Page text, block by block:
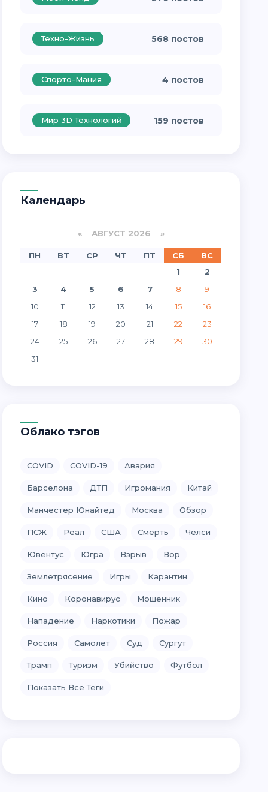
Техно-Жизнь 568 постов
Спорто-Мания 4 постов
Мир 3D Технологий 159 постов
Календарь
«АВГУСТ 2026 »
ПН ВТ СР ЧТ ПТ СБ
ВС
1
2
3
4 5 6 7 8
9
10
11 12 13 14 15
16
17
18 19 20 21 22
23
24
25 26 27 28 29
30
31
Облако тэгов
COVID COVID-19 Авария
Барселона ДТП Игромания Китай
Манчестер Юнайтед Москва Обзор
ПСЖ Реал США Смерть Челси
Ювентус Югра Взрыв Вор
Землетрясение Игры Карантин
Кино Коронавирус Мошенник
Нападение Наркотики Пожар
Россия Самолет Суд Сургут
Трамп Туризм Убийство Футбол
Показать Все Теги